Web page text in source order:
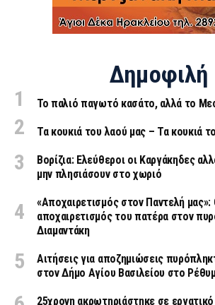
Δημοφιλή
Το παλιό παγωτό κασάτο, αλλά το
Τα κουκιά του λαού μας – Τα κουκιά
Βορίζια: Ελεύθεροι οι Καργάκηδες
μην πλησιάσουν στο χωριό
«Aποχαιρετισμός στον Παντελή μας»:
αποχαιρετισμός του πατέρα στον
Διαμαντάκη
Αιτήσεις για αποζημιώσεις
στον Δήμο Αγίου Βασιλείου στο
25χρονη ακρωτηριάστηκε σε